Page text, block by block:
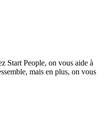
Start People, on vous aide à
mais en plus, on vous